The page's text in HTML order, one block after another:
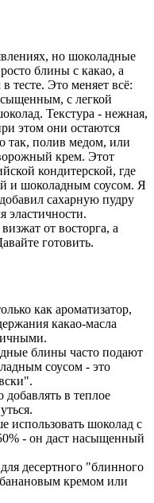
но шоколадные
блины с какао, а
тесте. Это меняет всё:
с легкой
Текстура - нежная,
этом они остаются
так, полив медом, или
крем. Этот
кондитерской, где
и шоколадным соусом. Я
сахарную пудру
эластичности.
от восторга, а
готовить.
как ароматизатор,
какао-масла
блины часто подают
соусом - это
в теплое
использовать шоколад с
- он даст насыщенный
десертного "блинного
кремом или